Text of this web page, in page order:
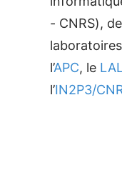
- CNRS),
l’APC, le LAL
l’IN2P3/